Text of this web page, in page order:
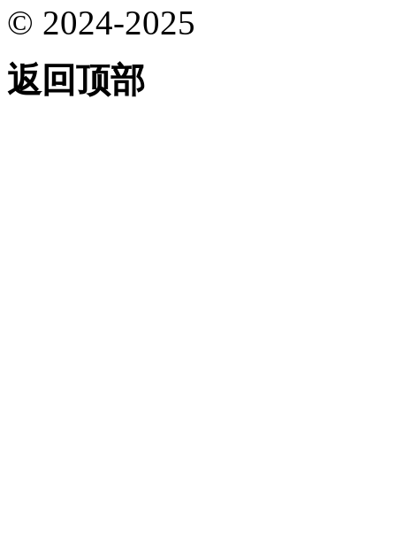
© 2024-2025
返回顶部